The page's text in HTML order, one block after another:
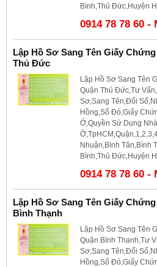
Bình,Thủ Đức,Huyện
0914 78 78 60 -
Lập Hồ Sơ Sang Tên Giấy
Thủ Đức
Lập Hồ Sơ Sang Tên
Quận Thủ Đức,Tư
Sơ,Sang Tên,Đổi
Hồng,Sổ Đỏ,Giấy
Ở,Quyền Sử Dụng Nhà
Nhuận,Bình Tân,Bình
Bình,Thủ Đức,Huyện
0914 78 78 60 -
Lập Hồ Sơ Sang Tên Giấy
Bình Thạnh
Lập Hồ Sơ Sang Tên
Quận Bình Thạnh,Tư
Sơ,Sang Tên,Đổi
Hồng,Sổ Đỏ,Giấy